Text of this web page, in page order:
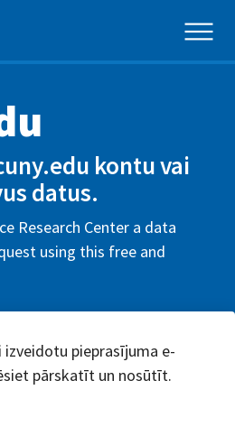
kontu vai
datus.
Research Center a data
using this free and
pieprasījuma e-
pārskatīt un nosūtīt.